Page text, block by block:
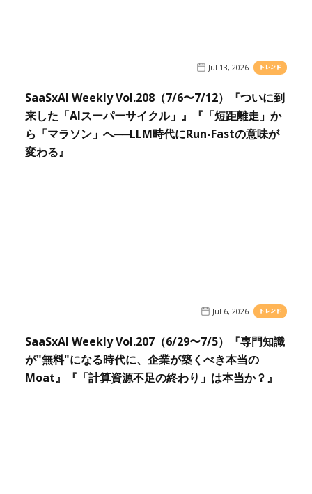
Jul 13, 2026 トレンド
SaaSxAI Weekly Vol.208（7/6〜7/12）『ついに到
来した「AIスーパーサイクル」』『「短距離走」か
ら「マラソン」へ──LLM時代にRun-Fastの意味が
変わる』
Jul 6, 2026 トレンド
SaaSxAI Weekly Vol.207（6/29〜7/5）『専門知識
が"無料"になる時代に、企業が築くべき本当の
Moat』『「計算資源不足の終わり」は本当か？』